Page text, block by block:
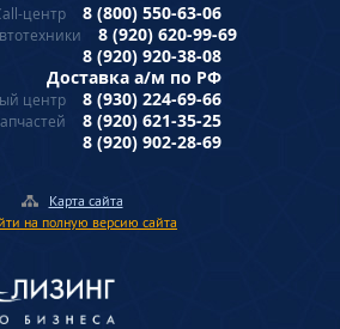
центр 8 (800) 550-63-06
8 (920) 620-99-69
8 (920) 920-38-08
Доставка а/м по РФ
центр 8 (930) 224-69-66
8 (920) 621-35-25
8 (920) 902-28-69
Карта сайта
на полную версию сайта